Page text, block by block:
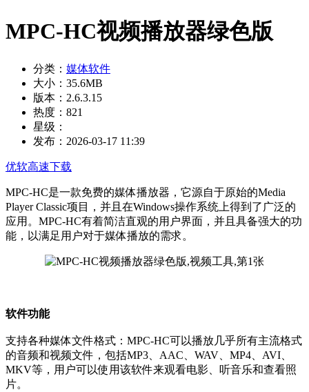
MPC-HC视频播放器绿色版
分类： 媒体软件
大小： 35.6MB
版本： 2.6.3.15
热度： 821
星级：
发布： 2026-03-17 11:39
优软高速下载
MPC-HC是一款免费的媒体播放器，它源自于原始的Media
Player Classic项目，并且在Windows操作系统上得到了广泛的
应用。MPC-HC有着简洁直观的用户界面，并且具备强大的功
能，以满足用户对于媒体播放的需求。
软件功能
支持各种媒体文件格式：MPC-HC可以播放几乎所有主流格式
的音频和视频文件，包括MP3、AAC、WAV、MP4、AVI、
MKV等，用户可以使用该软件来观看电影、听音乐和查看照
片。